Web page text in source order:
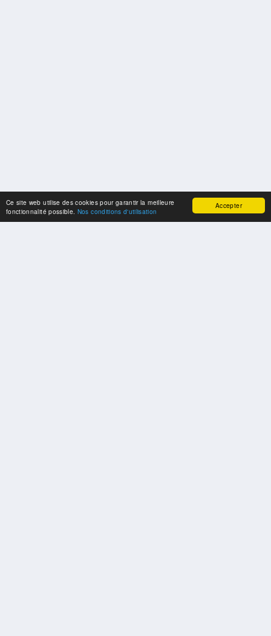
Accepter
Ce site web utilise des cookies pour garantir la meilleure
fonctionnalité possible. Nos conditions d'utilisation